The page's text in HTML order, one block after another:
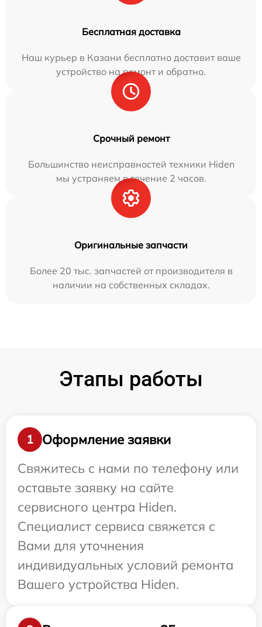
Бесплатная доставка
Наш курьер в Казани бесплатно доставит ваше
устройство на ремонт и обратно.
Срочный ремонт
Большинство неисправностей техники Hiden
мы устраняем в течение 2 часов.
Оригинальные запчасти
Более 20 тыс. запчастей от производителя в
наличии на собственных складах.
Этапы работы
1
Оформление заявки
Свяжитесь с нами по телефону или
оставьте заявку на сайте
сервисного центра Hiden.
Специалист сервиса свяжется с
Вами для уточнения
индивидуальных условий ремонта
Вашего устройства Hiden.